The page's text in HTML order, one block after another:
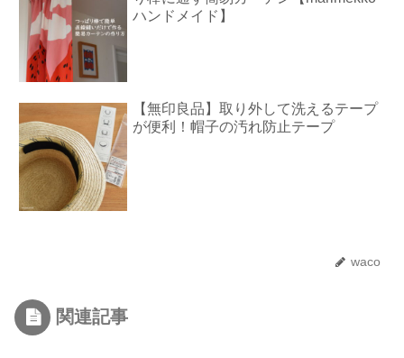
ハンドメイド】
【無印良品】取り外して洗えるテープ
が便利！帽子の汚れ防止テープ
waco
関連記事